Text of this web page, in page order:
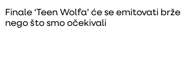
Finale ‘Teen Wolfa’ će se emitovati brže
nego što smo očekivali